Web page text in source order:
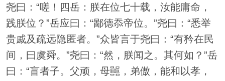
尧曰：“嗟！四岳：朕在位七十载，汝能庸命，
践朕位？”岳应曰：“鄙德忝帝位。”尧曰：“悉举
贵戚及疏远隐匿者。”众皆言于尧曰：“有矜在民
间，曰虞舜。”尧曰：“然，朕闻之。其何如？”岳
曰：“盲者子。父顽，母嚚，弟傲，能和以孝，